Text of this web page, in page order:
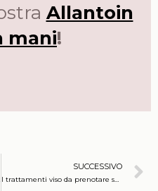
Allantoin
mani!
SUCCESSIVO
I trattamenti viso da prenotare subito per prepararsi all’arrivo delle feste in bellezza